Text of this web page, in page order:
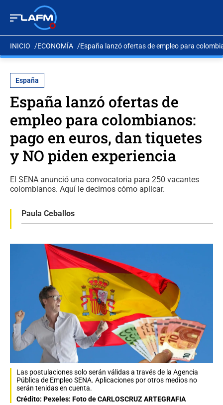
INICIO ECONOMÍA España lanzó ofertas de empleo para
España
España lanzó ofertas de
empleo para colombianos:
pago en euros, dan tiquetes
y NO piden experiencia
El SENA anunció una convocatoria para 250 vacantes
colombianos. Aquí le decimos cómo aplicar.
Paula Ceballos
Las postulaciones solo serán válidas a través de la Agencia
Pública de Empleo SENA. Aplicaciones por otros medios no
serán tenidas en cuenta.
Crédito: Pexeles: Foto de CARLOSCRUZ ARTEGRAFIA